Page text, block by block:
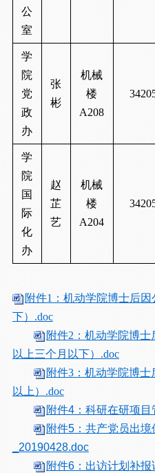
公
室
学
院
党
政
办
张
彬
机械
楼
A208
学
院
国
际
化
办
赵
芷
艺
机械
楼
A204
附件1：机动学院博士后
下）.doc
附件2：机动学院博
以上三个月以下）.doc
附件3：机动学院博
以上）.doc
附件4：科研在研项
附件5：共产党员出
_20190428.doc
附件6：出访计划补报